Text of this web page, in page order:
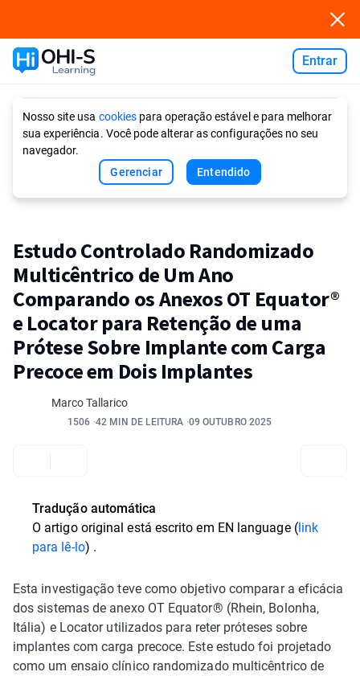
Entrar
Nosso site usa cookiespara operação estável e para melhorar
sua experiência. Você pode alterar as configurações no seu
navegador.
Gerenciar
Entendido
Estudo Controlado Randomizado
Multicêntrico de Um Ano
Comparando os Anexos OT Equator®
e Locator para Retenção de uma
Prótese Sobre Implante com Carga
Precoce em Dois Implantes
Marco Tallarico
1506 42 MIN DE LEITURA 09 OUTUBRO 2025
Tradução automática
O artigo original está escrito em EN language (link
para lê-lo) .
Esta investigação teve como objetivo comparar a eficácia
dos sistemas de anexo OT Equator® (Rhein, Bolonha,
Itália) e Locator utilizados para reter próteses sobre
implantes com carga precoce. Este estudo foi projetado
como um ensaio clínico randomizado multicêntrico de